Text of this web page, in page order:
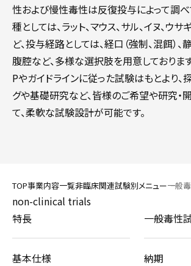
性および慢性毒性は反復投与によって調べ
種としては、ラット、マウス、サル、イヌ、ウサ
ど、投与経路としては、経口（強制、混餌）、
腹腔など、多様な選択肢を用意しておりま
Pやガイドラインに従った試験はもとより、
グや基礎研究など、皆様のご希望や研究・
て、柔軟な試験設計が可能です。
TOP事業内容一覧非臨床関連試験別メニュー一般
non-clinical trials
特長
一般毒性
基本仕様 納期